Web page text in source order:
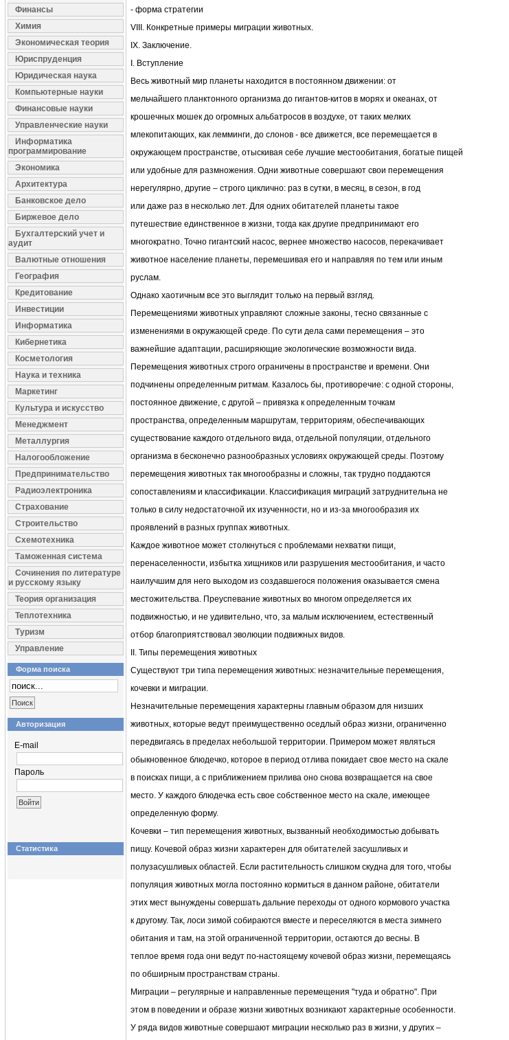
Финансы
Химия
Экономическая теория
Юриспруденция
Юридическая наука
Компьютерные науки
Финансовые науки
Управленческие науки
Информатика
программирование
Экономика
Архитектура
Банковское дело
Биржевое дело
Бухгалтерский учет и
аудит
Валютные отношения
География
Кредитование
Инвестиции
Информатика
Кибернетика
Косметология
Наука и техника
Маркетинг
Культура и искусство
Менеджмент
Металлургия
Налогообложение
Предпринимательство
Радиоэлектроника
Страхование
Строительство
Схемотехника
Таможенная система
Сочинения по литературе
и русскому языку
Теория организация
Теплотехника
Туризм
Управление
Форма поиска
Авторизация
E-mail
Пароль
Статистика
- форма стратегии
VIII. Конкретные примеры миграции животных.
IX. Заключение.
I. Вступление
Весь животный мир планеты находится в постоянном движении: от
мельчайшего планктонного организма до гигантов-китов в морях и океанах, от
крошечных мошек до огромных альбатросов в воздухе, от таких мелких
млекопитающих, как лемминги, до слонов - все движется, все перемещается в
окружающем пространстве, отыскивая себе лучшие местообитания, богатые пищей
или удобные для размножения. Одни животные совершают свои перемещения
нерегулярно, другие – строго циклично: раз в сутки, в месяц, в сезон, в год
или даже раз в несколько лет. Для одних обитателей планеты такое
путешествие единственное в жизни, тогда как другие предпринимают его
многократно. Точно гигантский насос, вернее множество насосов, перекачивает
животное население планеты, перемешивая его и направляя по тем или иным
руслам.
Однако хаотичным все это выглядит только на первый взгляд.
Перемещениями животных управляют сложные законы, тесно связанные с
изменениями в окружающей среде. По сути дела сами перемещения – это
важнейшие адаптации, расширяющие экологические возможности вида.
Перемещения животных строго ограничены в пространстве и времени. Они
подчинены определенным ритмам. Казалось бы, противоречие: с одной стороны,
постоянное движение, с другой – привязка к определенным точкам
пространства, определенным маршрутам, территориям, обеспечивающих
существование каждого отдельного вида, отдельной популяции, отдельного
организма в бесконечно разнообразных условиях окружающей среды. Поэтому
перемещения животных так многообразны и сложны, так трудно поддаются
сопоставлениям и классификации. Классификация миграций затруднительна не
только в силу недостаточной их изученности, но и из-за многообразия их
проявлений в разных группах животных.
Каждое животное может столкнуться с проблемами нехватки пищи,
перенаселенности, избытка хищников или разрушения местообитания, и часто
наилучшим для него выходом из создавшегося положения оказывается смена
местожительства. Преуспевание животных во многом определяется их
подвижностью, и не удивительно, что, за малым исключением, естественный
отбор благоприятствовал эволюции подвижных видов.
II. Типы перемещения животных
Существуют три типа перемещения животных: незначительные перемещения,
кочевки и миграции.
Незначительные перемещения характерны главным образом для низших
животных, которые ведут преимущественно оседлый образ жизни, ограниченно
передвигаясь в пределах небольшой территории. Примером может являться
обыкновенное блюдечко, которое в период отлива покидает свое место на скале
в поисках пищи, а с приближением прилива оно снова возвращается на свое
место. У каждого блюдечка есть свое собственное место на скале, имеющее
определенную форму.
Кочевки – тип перемещения животных, вызванный необходимостью добывать
пищу. Кочевой образ жизни характерен для обитателей засушливых и
полузасушливых областей. Если растительность слишком скудна для того, чтобы
популяция животных могла постоянно кормиться в данном районе, обитатели
этих мест вынуждены совершать дальние переходы от одного кормового участка
к другому. Так, лоси зимой собираются вместе и переселяются в места зимнего
обитания и там, на этой ограниченной территории, остаются до весны. В
теплое время года они ведут по-настоящему кочевой образ жизни, перемещаясь
по обширным пространствам страны.
Миграции – регулярные и направленные перемещения "туда и обратно". При
этом в поведении и образе жизни животных возникают характерные особенности.
У ряда видов животные совершают миграции несколько раз в жизни, у других –